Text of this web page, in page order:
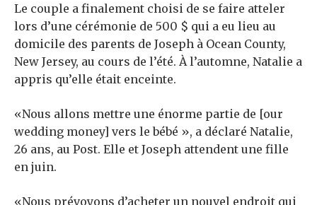
Le couple a finalement choisi de se faire atteler
lors d’une cérémonie de 500 $ qui a eu lieu au
domicile des parents de Joseph à Ocean County,
New Jersey, au cours de l’été. À l’automne, Natalie a
appris qu’elle était enceinte.
«Nous allons mettre une énorme partie de [our
wedding money] vers le bébé », a déclaré Natalie,
26 ans, au Post. Elle et Joseph attendent une fille
en juin.
«Nous prévoyons d’acheter un nouvel endroit qui